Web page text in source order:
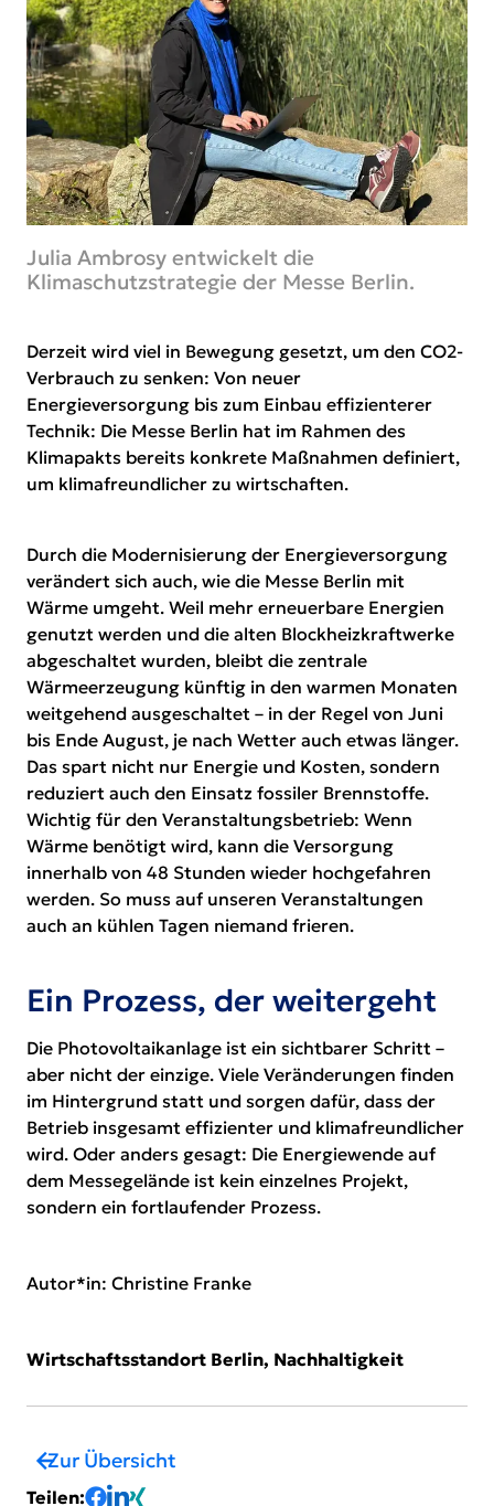
Julia Ambrosy entwickelt die
Klimaschutzstrategie der Messe Berlin.
Derzeit wird viel in Bewegung gesetzt, um den CO2-
Verbrauch zu senken: Von neuer
Energieversorgung bis zum Einbau effizienterer
Technik: Die Messe Berlin hat im Rahmen des
Klimapakts bereits konkrete Maßnahmen definiert,
um klimafreundlicher zu wirtschaften.
Durch die Modernisierung der Energieversorgung
verändert sich auch, wie die Messe Berlin mit
Wärme umgeht. Weil mehr erneuerbare Energien
genutzt werden und die alten Blockheizkraftwerke
abgeschaltet wurden, bleibt die zentrale
Wärmeerzeugung künftig in den warmen Monaten
weitgehend ausgeschaltet – in der Regel von Juni
bis Ende August, je nach Wetter auch etwas länger.
Das spart nicht nur Energie und Kosten, sondern
reduziert auch den Einsatz fossiler Brennstoffe.
Wichtig für den Veranstaltungsbetrieb: Wenn
Wärme benötigt wird, kann die Versorgung
innerhalb von 48 Stunden wieder hochgefahren
werden. So muss auf unseren Veranstaltungen
auch an kühlen Tagen niemand frieren.
Ein Prozess, der weitergeht
Die Photovoltaikanlage ist ein sichtbarer Schritt –
aber nicht der einzige. Viele Veränderungen finden
im Hintergrund statt und sorgen dafür, dass der
Betrieb insgesamt effizienter und klimafreundlicher
wird. Oder anders gesagt: Die Energiewende auf
dem Messegelände ist kein einzelnes Projekt,
sondern ein fortlaufender Prozess.
Autor*in:Christine Franke
Wirtschaftsstandort Berlin, Nachhaltigkeit
Zur Übersicht
Teilen: